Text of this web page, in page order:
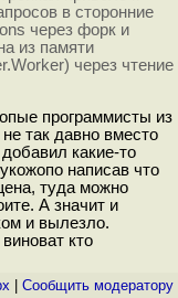
в сторонние
через форк и
из памяти
через чтение
программисты из
так давно вместо
какие-то
написав что
туда можно
А значит и
и вылезло.
кто
Cообщить модератору